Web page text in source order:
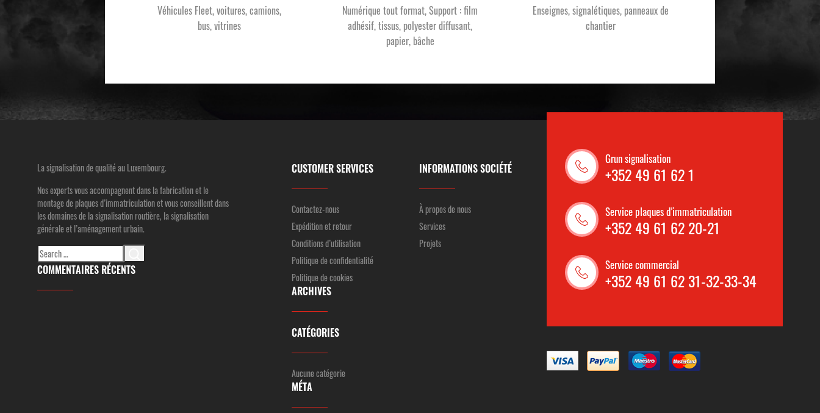
Véhicules Fleet, voitures, camions,
bus, vitrines
Numérique tout format, Support : film
adhésif, tissus, polyester diffusant,
papier, bâche
Enseignes, signalétiques, panneaux de
chantier
La signalisation de qualité au Luxembourg.
Nos experts vous accompagnent dans la fabrication et le
montage de plaques d’immatriculation et vous conseillent dans
les domaines de la signalisation routière, la signalisation
générale et l’aménagement urbain.
Search
for:
COMMENTAIRES RÉCENTS
CUSTOMER SERVICES
Contactez-nous
Expédition et retour
Conditions d’utilisation
Politique de confidentialité
Politique de cookies
ARCHIVES
CATÉGORIES
Aucune catégorie
MÉTA
INFORMATIONS SOCIÉTÉ
À propos de nous
Services
Projets
Grun signalisation
+352 49 61 62 1
Service plaques d'immatriculation
+352 49 61 62 20-21
Service commercial
+352 49 61 62 31-32-33-34